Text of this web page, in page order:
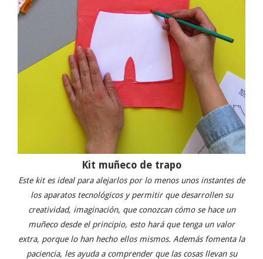
Kit muñeco de trapo
Este kit es ideal para alejarlos por lo menos unos instantes de
los aparatos tecnológicos y permitir que desarrollen su
creatividad, imaginación, que conozcan cómo se hace un
muñeco desde el principio, esto hará que tenga un valor
extra, porque lo han hecho ellos mismos. Además fomenta la
paciencia, les ayuda a comprender que las cosas llevan su